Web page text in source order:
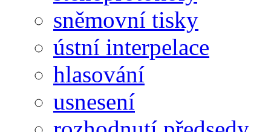
sněmovní tisky
ústní interpelace
hlasování
usnesení